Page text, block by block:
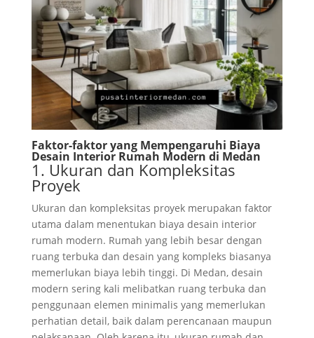
Faktor-faktor yang Mempengaruhi Biaya
Desain Interior Rumah Modern di Medan
1. Ukuran dan Kompleksitas
Proyek
Ukuran dan kompleksitas proyek merupakan faktor
utama dalam menentukan biaya desain interior
rumah modern. Rumah yang lebih besar dengan
ruang terbuka dan desain yang kompleks biasanya
memerlukan biaya lebih tinggi. Di Medan, desain
modern sering kali melibatkan ruang terbuka dan
penggunaan elemen minimalis yang memerlukan
perhatian detail, baik dalam perencanaan maupun